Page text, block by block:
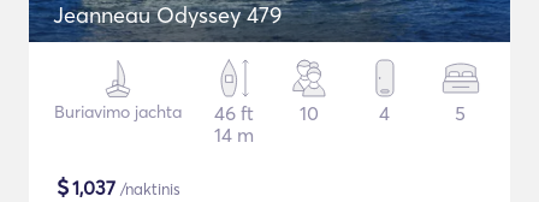
Jeanneau Odyssey 479
Buriavimo jachta
46 ft
14 m
10 4 5
$1,037 /naktinis